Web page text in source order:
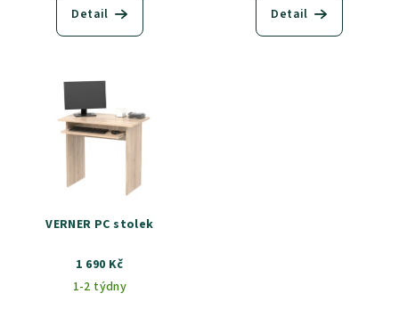
Detail Detail
VERNER PC stolek
1 690 Kč
1-2 týdny